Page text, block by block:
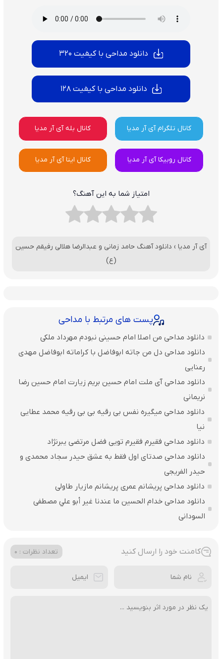
دانلود مداحی با کیفیت 320
دانلود مداحی با کیفیت 128
کانال تلگرام آی آر مدیا کانال بله آی آر مدیا
کانال روبیکا آی آر مدیا کانال ایتا آی آر مدیا
امتیاز شما به این آهنگ؟
آی آر مدیا › دانلود آهنگ حامد زمانی و عبدالرضا هلالی رفیقم حسین
(ع)
پست های مرتبط با مداحی
دانلود مداحی من اصلا امام حسینی نبودم مهرداد ملکی
دانلود مداحی دل من جاته ابوفاضل با کراماته ابوفاضل مهدی
رعنایی
دانلود مداحی آی ملت امام حسین بریم زیارت امام حسین رضا
نریمانی
دانلود مداحی میگیره نفس بی رقیه بی بی رقیه محمد عطایی
نیا
دانلود مداحی فقیرم فقیرم تویی فضل مرتضی یبرنژاد
دانلود مداحی صدتای اول فقط به عشق حیدر سجاد محمدی و
حیدر الفریجی
دانلود مداحی پریشانم عمری پریشانم مازیار طاولی
دانلود مداحی خدام الحسين ما عندنا غير أبو علي مصطفی
السودانی
کامنت خود را ارسال کنید تعداد نظرات : 0